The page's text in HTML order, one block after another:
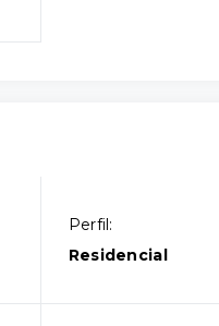
Perfil:
Residencial